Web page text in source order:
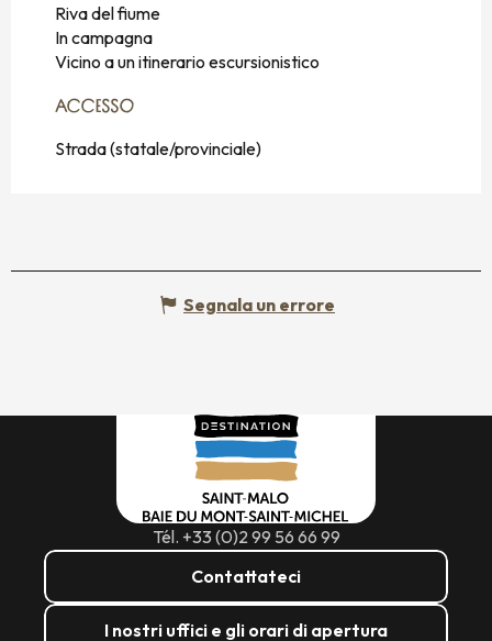
Riva del fiume
In campagna
Vicino a un itinerario escursionistico
ACCESSO
ACCESSO
Strada (statale/provinciale)
Segnala un errore
Tél. +33 (0)2 99 56 66 99
Contattateci
I nostri uffici e gli orari di apertura